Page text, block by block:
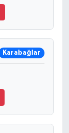
Karabağlar